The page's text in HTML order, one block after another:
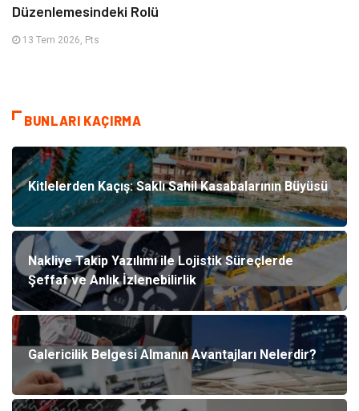
Düzenlemesindeki Rolü
13 Tem 2026, Pts
BUNLARI KAÇIRMA
Kitlelerden Kaçış: Saklı Sahil Kasabalarının Büyüsü
Nakliye Takip Yazılımı ile Lojistik Süreçlerde
Şeffaf ve Anlık İzlenebilirlik
Galericilik Belgesi Almanın Avantajları Nelerdir?